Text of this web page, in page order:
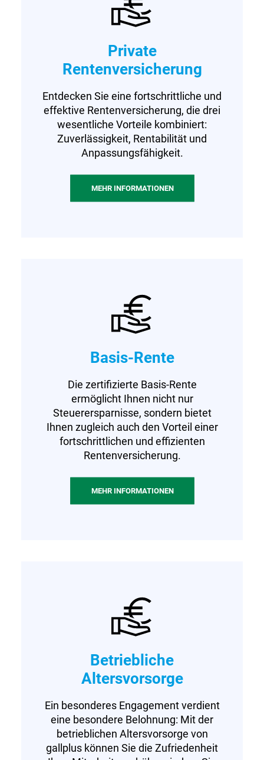
Private
Rentenversicherung
Entdecken Sie eine fortschrittliche und
effektive Rentenversicherung, die drei
wesentliche Vorteile kombiniert:
Zuverlässigkeit, Rentabilität und
Anpassungsfähigkeit.
MEHR INFORMATIONEN
Basis-Rente
Die zertifizierte Basis-Rente
ermöglicht Ihnen nicht nur
Steuerersparnisse, sondern bietet
Ihnen zugleich auch den Vorteil einer
fortschrittlichen und effizienten
Rentenversicherung.
MEHR INFORMATIONEN
Betriebliche
Altersvorsorge
Ein besonderes Engagement verdient
eine besondere Belohnung: Mit der
betrieblichen Altersvorsorge von
gallplus können Sie die Zufriedenheit